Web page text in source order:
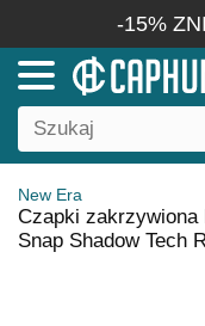
-15%
New Era
Czapki zakrzywiona
Snap Shadow Tech